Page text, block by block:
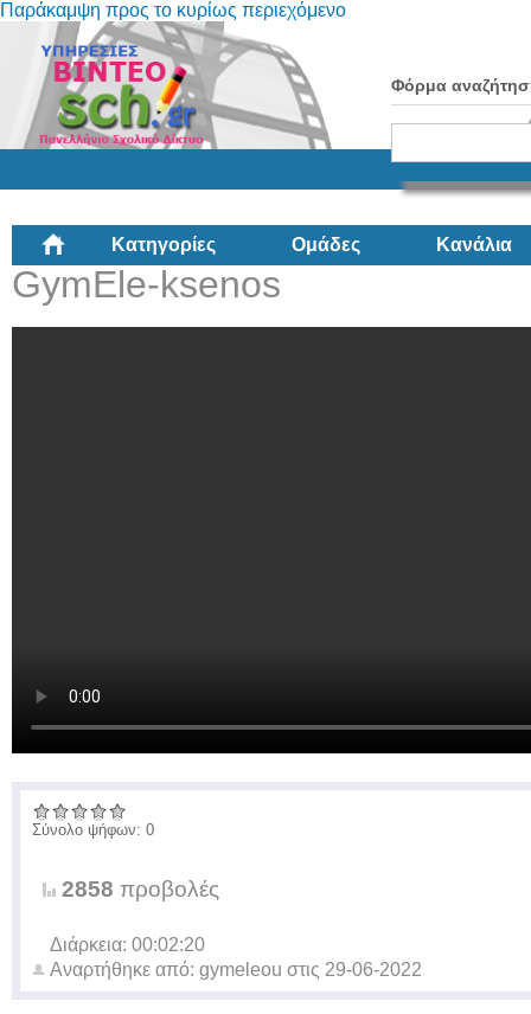
Παράκαμψη προς το κυρίως περιεχόμενο
Φόρμα
Κατηγορίες Ομάδες Κανάλια
GymEle-ksenos
Σύνολο ψήφων: 0
2858 προβολές
Διάρκεια: 00:02:20
Αναρτήθηκε από: gymeleou στις 29-06-2022